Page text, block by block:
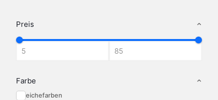
Preis
Farbe
eichefarben
Die
können
auf
gewählt
können
können